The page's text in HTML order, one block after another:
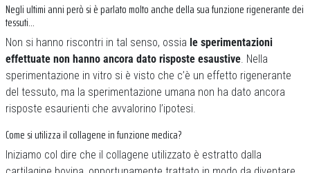
Negli ultimi anni però si è parlato molto anche della sua funzione rigenerante dei
tessuti…
Non si hanno riscontri in tal senso, ossia le sperimentazioni
effettuate non hanno ancora dato risposte esaustive. Nella
sperimentazione in vitro si è visto che c’è un effetto rigenerante
del tessuto, ma la sperimentazione umana non ha dato ancora
risposte esaurienti che avvalorino l’ipotesi.
Come si utilizza il collagene in funzione medica?
Iniziamo col dire che il collagene utilizzato è estratto dalla